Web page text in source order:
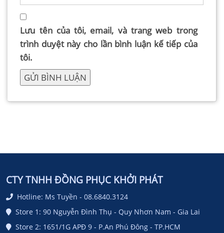
Lưu tên của tôi, email, và trang web trong
trình duyệt này cho lần bình luận kế tiếp của
tôi.
CTY TNHH ĐỒNG PHỤC KHỞI PHÁT
Hotline: Ms Tuyền - 08.6840.3124
Store 1: 90 Nguyễn Đình Thụ - Quy Nhơn Nam - Gia Lai
Store 2: 1651/1G APĐ 9 - P.An Phú Đông - TP.HCM